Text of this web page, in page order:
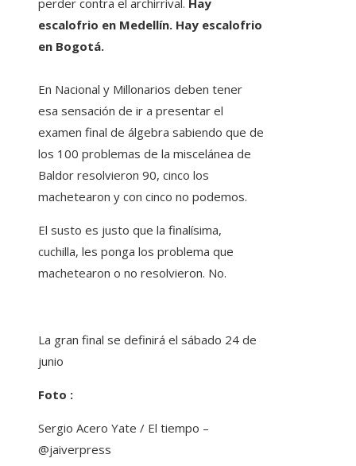
escalofrio en Medellín. Hay escalofrio
en Bogotá.
En Nacional y Millonarios deben tener
esa sensación de ir a presentar el
examen final de álgebra sabiendo que de
los 100 problemas de la miscelánea de
Baldor resolvieron 90, cinco los
machetearon y con cinco no podemos.
El susto es justo que la finalísima,
cuchilla, les ponga los problema que
machetearon o no resolvieron. No.
La gran final se definirá el sábado 24 de
junio
Foto :
Sergio Acero Yate / El tiempo –
@jaiverpress